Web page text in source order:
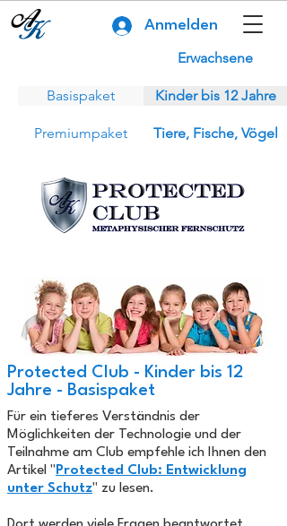
Anmelden
Erwachsene
Basispaket Kinder bis 12 Jahre
Premiumpaket Tiere, Fische, Vögel
Protected Club - Kinder bis 12
Jahre - Basispaket
Für ein tieferes Verständnis der
Möglichkeiten der Technologie und der
Teilnahme am Club empfehle ich Ihnen den
Artikel " Protected Club: Entwicklung
unter Schutz" zu lesen.